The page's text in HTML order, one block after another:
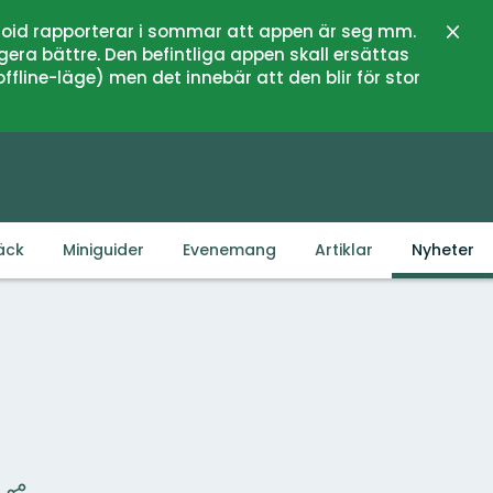
rapporterar i sommar att appen är seg mm.
bättre. Den befintliga appen skall ersättas
läge) men det innebär att den blir för stor
Miniguider Evenemang Artiklar Nyheter